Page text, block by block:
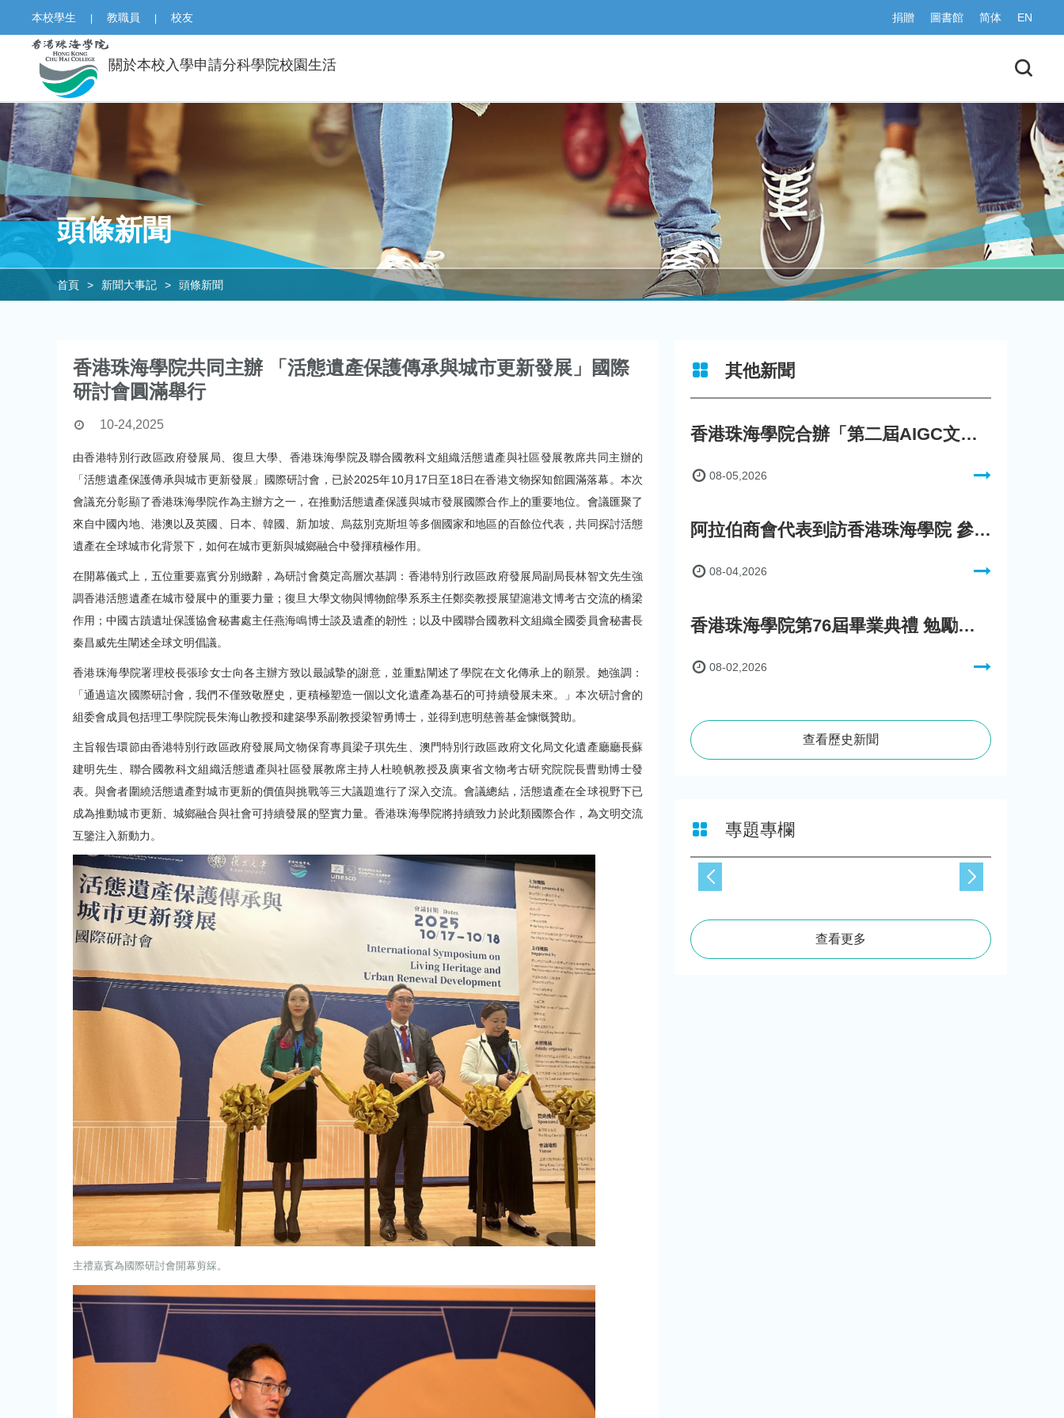
本校學生 | 教職員 | 校友 捐贈 圖書館 简体 EN
關於本校入學申請分科學院校園生活
頭條新聞
首頁 > 新聞大事記 > 頭條新聞
香港珠海學院共同主辦 「活態遺產保護傳承與城市更新發展」國際
研討會圓滿舉行
10-24,2025
由香港特別行政區政府發展局、復旦大學、香港珠海學院及聯合國教科文組織活態遺產與社區發展教席共同主辦的
「活態遺產保護傳承與城市更新發展」國際研討會，已於2025年10月17日至18日在香港文物探知館圓滿落幕。本次
會議充分彰顯了香港珠海學院作為主辦方之一，在推動活態遺產保護與城市發展國際合作上的重要地位。會議匯聚了
來自中國內地、港澳以及英國、日本、韓國、新加坡、烏茲別克斯坦等多個國家和地區的百餘位代表，共同探討活態
遺產在全球城市化背景下，如何在城市更新與城鄉融合中發揮積極作用。
在開幕儀式上，五位重要嘉賓分別緻辭，為研討會奠定高層次基調：香港特別行政區政府發展局副局長林智文先生強
調香港活態遺產在城市發展中的重要力量；復旦大學文物與博物館學系系主任鄭奕教授展望滬港文博考古交流的橋梁
作用；中國古蹟遺址保護協會秘書處主任燕海鳴博士談及遺產的韌性；以及中國聯合國教科文組織全國委員會秘書長
秦昌威先生闡述全球文明倡議。
香港珠海學院署理校長張珍女士向各主辦方致以最誠摯的謝意，並重點闡述了學院在文化傳承上的願景。她強調：
「通過這次國際研討會，我們不僅致敬歷史，更積極塑造一個以文化遺產為基石的可持續發展未來。」本次研討會的
組委會成員包括理工學院院長朱海山教授和建築學系副教授梁智勇博士，並得到恵明慈善基金慷慨贊助。
主旨報告環節由香港特別行政區政府發展局文物保育專員梁子琪先生、澳門特別行政區政府文化局文化遺產廳廳長蘇
建明先生、聯合國教科文組織活態遺產與社區發展教席主持人杜曉帆教授及廣東省文物考古研究院院長曹勁博士發
表。與會者圍繞活態遺產對城市更新的價值與挑戰等三大議題進行了深入交流。會議總結，活態遺產在全球視野下已
成為推動城市更新、城鄉融合與社會可持續發展的堅實力量。香港珠海學院將持續致力於此類國際合作，為文明交流
互鑒注入新動力。
主禮嘉賓為國際研討會開幕剪綵。
其他新聞
香港珠海學院合辦「第二屆AIGC文化數字內容創作比賽」
08-05,2026
阿拉伯商會代表到訪香港珠海學院 參與「一帶一路」政策圓桌會議
08-04,2026
香港珠海學院第76屆畢業典禮 勉勵畢業生迎向AI新時代
08-02,2026
查看歷史新聞
專題專欄
查看更多